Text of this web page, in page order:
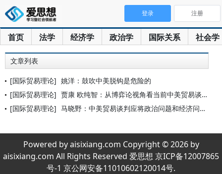
首页 法学 经济学 政治学 国际关系 社会学
登录 注册
文章列表
[国际贸易理论] 姚洋：鼓吹中美脱钩是危险的
[国际贸易理论] 贾康 欧纯智：从博弈论视角看当前中美贸易谈判
[国际贸易理论] 马晓野：中美贸易谈判应将政治问题和经济问题分离处理
Powered by aisixiang.com Copyright © 2026 by
aisixiang.com All Rights Reserved 爱思想 京ICP备12007865
号-1 京公网安备11010602120014号.